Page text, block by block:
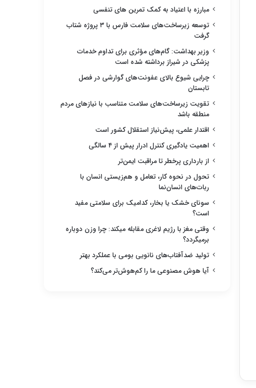
مبارزه با اعتیاد به کمک تمرین های تنفسی
توسعه زیرساخت‌های سلامت فارس با ۳ پروژه شتاب
گرفت
وزیر بهداشت: گام‌های مؤثری برای تداوم خدمات
پزشکی در شیراز برداشته شده است
چرایی شیوع بالای عفونت‌های گوارشی در فصل
تابستان
تقویت زیرساخت‌های سلامت متناسب با نیازهای مردم
منطقه باشد
اقتدار علمی، پیش‌نیاز استقلال کشور است
اهمیت یادگیری کنترل ادرار پیش از ۴ سالگی
از بارداری پرخطر تا مراقبت ایمن‌تر
تحول در نحوه کار، تعامل و هم‌زیستی انسان با
ربات‌های انسان‌نما
سونای خشک یا بخار، کدامیک برای سلامتی مفید
است؟
وقتی مغز با رژیم لاغری مقابله میکند: چرا وزن دوباره
برمیگردد؟
تولید ضدآفتاب‌های نانویی بومی با عملکرد بهتر
آیا هوش مصنوعی ما را کم‌هوش‌تر می‌کند؟